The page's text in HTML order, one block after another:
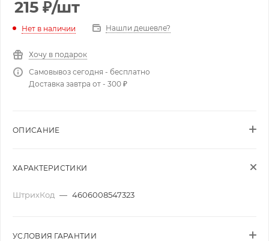
215 ₽/шт
Нет в наличии Нашли дешевле?
Хочу в подарок
Самовывоз сегодня - бесплатно
Доставка завтра от - 300 ₽
ОПИСАНИЕ
ХАРАКТЕРИСТИКИ
ШтрихКод — 4606008547323
УСЛОВИЯ ГАРАНТИИ